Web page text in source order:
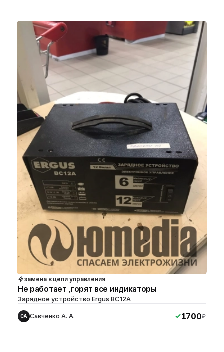
замена в цепи управления
Не работает ,горят все индикаторы
Зарядное устройство Ergus BC12A
СА Савченко А. А. 1700₽